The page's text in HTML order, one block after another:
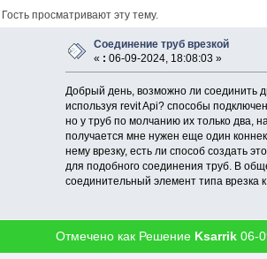
просматривают эту тему.
Соединение труб врезкой
« : 06-09-2024, 18:08:03 »
Добрый день, возможно ли соединить
используя revit Api? способы
но у труб по молчанию их только два,
получается мне нужен еще один
нему врезку, есть ли способ создать
для подобного соединения труб. В
соединительный элемент типа врезка
Отмечено как Решение Ksarrik06-